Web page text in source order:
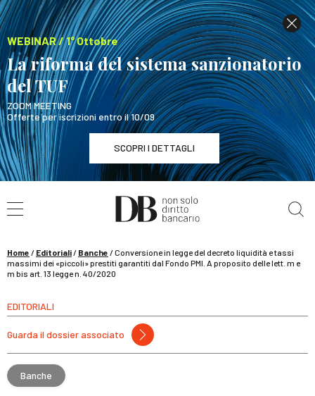
WEBINAR / 1° Ottobre
La riforma del sistema sanzionatorio
del TUF
ZOOM MEETING
Offerte per iscrizioni entro il 10/09
SCOPRI I DETTAGLI
WEBINAR / 1° Ottobre
La riforma del sistema sanzionatorio del TUF
Home / Editoriali/ Banche /Conversione in legge del decreto liquidità e tassi
massimi dei «piccoli» prestiti garantiti dal Fondo PMI. A proposito delle lett. m e
m bis art. 13 legge n. 40/2020
EDITORIALI
Guarda il dossier associato
Banche